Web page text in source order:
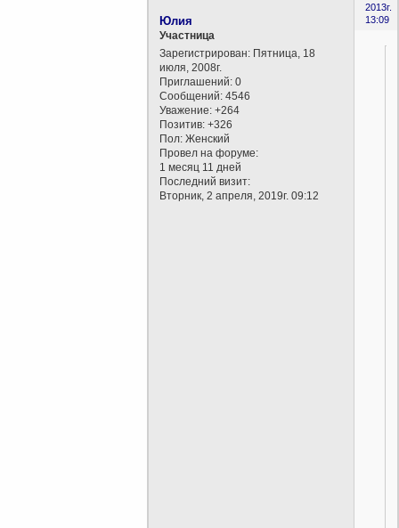
2013г.
13:09
Юлия
Участница
Зарегистрирован: Пятница, 18
июля, 2008г.
Приглашений: 0
Сообщений: 4546
Уважение: +264
Позитив: +326
Пол: Женский
Провел на форуме:
1 месяц 11 дней
Последний визит:
Вторник, 2 апреля, 2019г. 09:12